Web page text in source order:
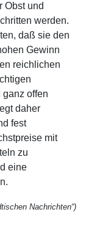
Obst und
werden.
daß sie den
Gewinn
reichlichen
offen
daher
fest
mit
zu
eine
Nachrichten“)